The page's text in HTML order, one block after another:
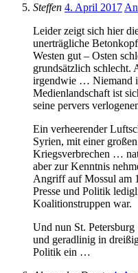
Steffen 4. April 2017
Leider zeigt sich hier
unerträgliche
Westen gut – Osten
grundsätzlich
irgendwie … Niemand
Medienlandschaft ist
seine pervers
Ein verheerender
Syrien, mit einer
Kriegsverbrechen …
aber zur Kenntnis
Angriff auf Mossul am
Presse und Politik
Koalitionstruppen war.
Und nun St.
und geradlinig in
Politik ein …